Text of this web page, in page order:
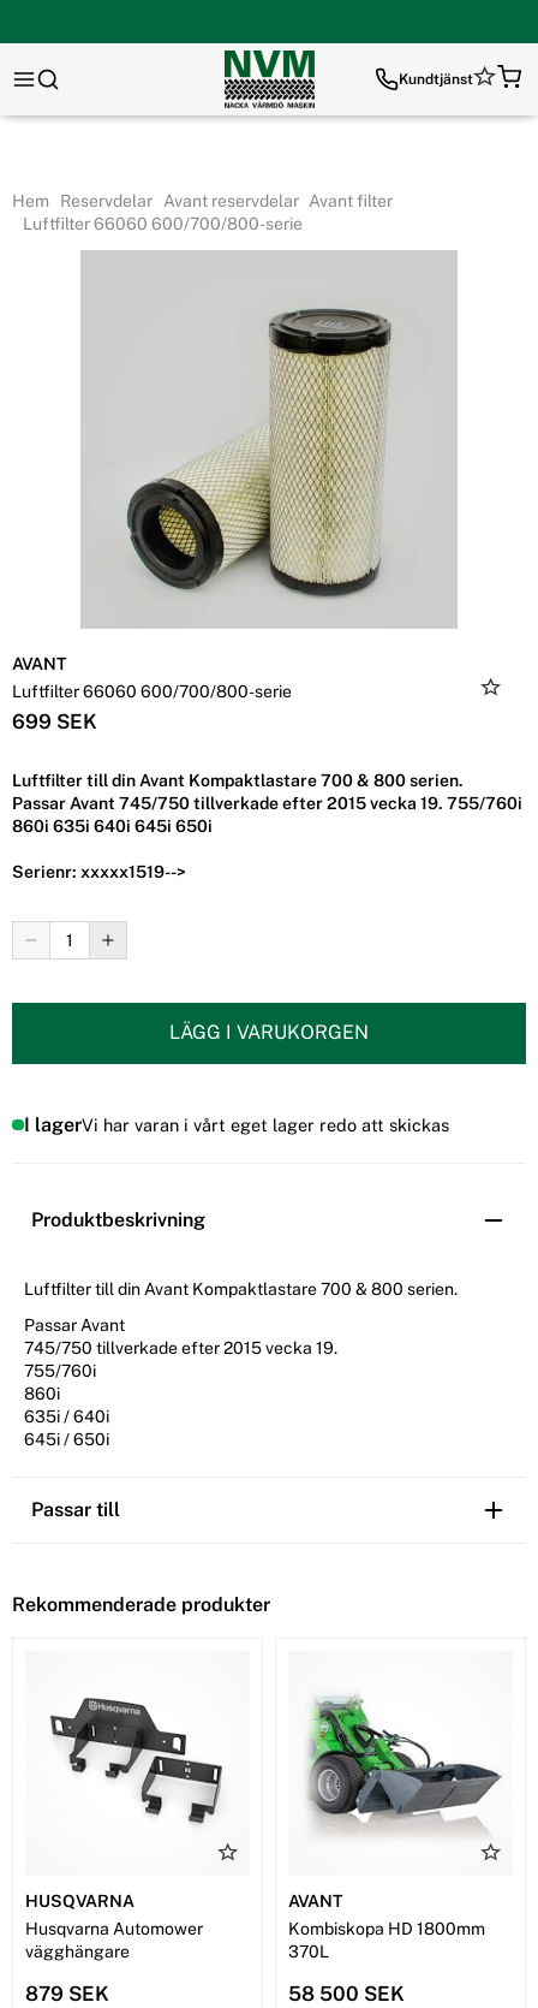
Kundtjänst
Hem Reservdelar Avant reservdelar Avant filter
Luftfilter 66060 600/700/800-serie
AVANT
Luftfilter 66060 600/700/800-serie
699 SEK
Luftfilter till din Avant Kompaktlastare 700 & 800 serien.
Passar Avant 745/750 tillverkade efter 2015 vecka 19. 755/760i
860i 635i 640i 645i 650i
Serienr: xxxxx1519-->
LÄGG I VARUKORGEN
I lagerVi har varan i vårt eget lager redo att skickas
Produktbeskrivning
Luftfilter till din Avant Kompaktlastare 700 & 800 serien.
Passar Avant
745/750 tillverkade efter 2015 vecka 19.
755/760i
860i
635i / 640i
645i / 650i
Passar till
Rekommenderade produkter
HUSQVARNA
Husqvarna Automower
vägghängare
879 SEK
AVANT
Kombiskopa HD 1800mm
370L
58 500 SEK